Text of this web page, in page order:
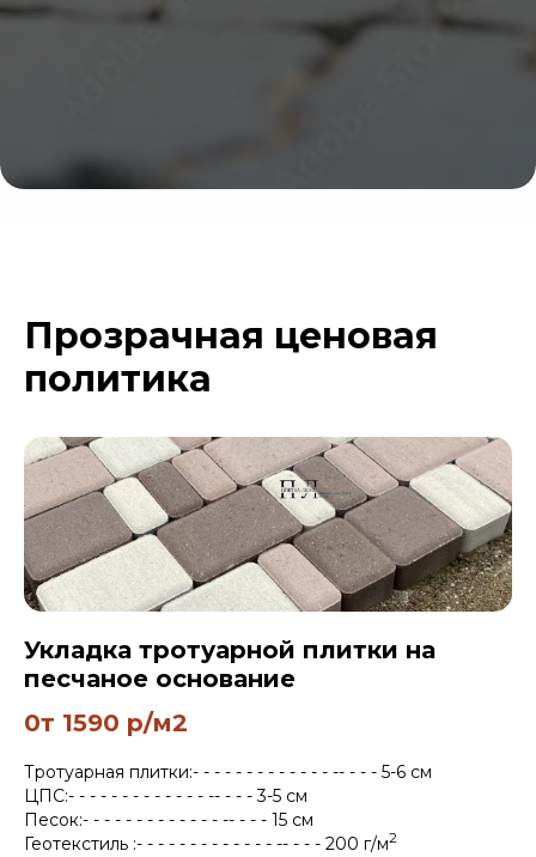
Прозрачная ценовая
политика
Укладка тротуарной плитки на
песчаное основание
0т 1590 р/м2
Тротуарная плитки:- - - - - - - - - - - - - -- - - - 5-6 см
ЦПС:- - - - - - - - - - - - - -- - - - 3-5 см
Песок:- - - - - - - - - - - - - -- - - - 15 см
Геотекстиль :- - - - - - - - - - - - - -- - - - 200 г/м2